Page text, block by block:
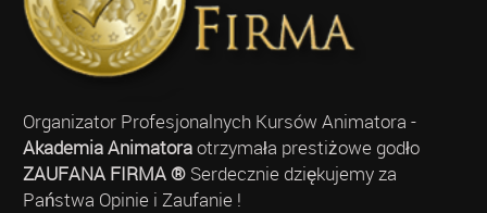
Organizator Profesjonalnych Kursów Animatora -
Akademia Animatoraotrzymała prestiżowe godło
ZAUFANA FIRMA ®Serdecznie dziękujemy za
Państwa Opinie i Zaufanie !